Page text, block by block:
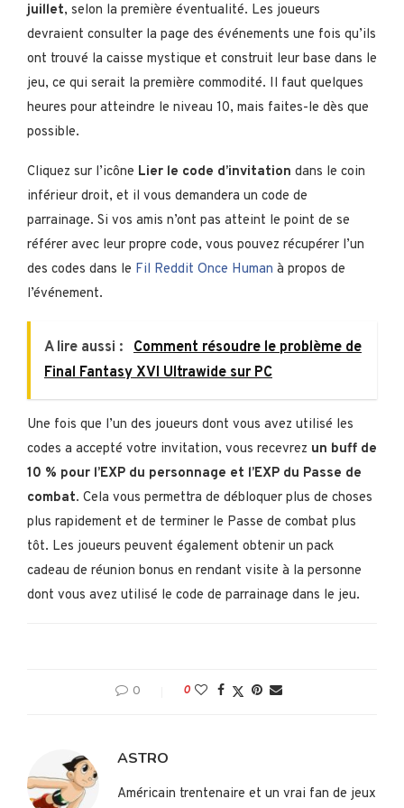
juillet, selon la première éventualité. Les joueurs
devraient consulter la page des événements une fois qu’ils
ont trouvé la caisse mystique et construit leur base dans le
jeu, ce qui serait la première commodité. Il faut quelques
heures pour atteindre le niveau 10, mais faites-le dès que
possible.
Cliquez sur l’icône Lier le code d’invitation dans le coin
inférieur droit, et il vous demandera un code de
parrainage. Si vos amis n’ont pas atteint le point de se
référer avec leur propre code, vous pouvez récupérer l’un
des codes dans le Fil Reddit Once Human à propos de
l’événement.
A lire aussi :
Comment résoudre le problème de
Final Fantasy XVI Ultrawide sur PC
Une fois que l’un des joueurs dont vous avez utilisé les
codes a accepté votre invitation, vous recevrez un buff de
10 % pour l’EXP du personnage et l’EXP du Passe de
combat. Cela vous permettra de débloquer plus de choses
plus rapidement et de terminer le Passe de combat plus
tôt. Les joueurs peuvent également obtenir un pack
cadeau de réunion bonus en rendant visite à la personne
dont vous avez utilisé le code de parrainage dans le jeu.
0 0
ASTRO
Américain trentenaire et un vrai fan de jeux